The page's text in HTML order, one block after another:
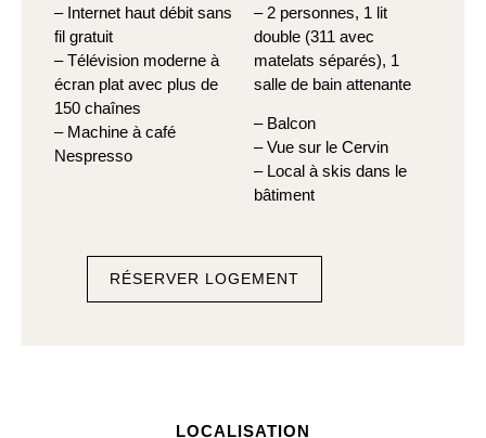
– Internet haut débit sans
fil gratuit
– Télévision moderne à
écran plat avec plus de
150 chaînes
– Machine à café
Nespresso
– 2 personnes, 1 lit
double (311 avec
matelats séparés), 1
salle de bain attenante
– Balcon
– Vue sur le Cervin
– Local à skis dans le
bâtiment
RÉSERVER LOGEMENT
LOCALISATION